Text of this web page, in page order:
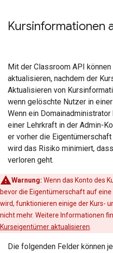
Kursinformationen
Mit der Classroom API
aktualisieren, nachdem der
Aktualisieren von
wenn gelöschte Nutzer in
Wenn ein
einer Lehrkraft in der Admin-
er vorher die
wird das Risiko minimiert,
verloren geht.
Warnung: Wenn das Konto des
bevor die Eigentümerschaft auf
wird, funktionieren einige der Kurs-
nicht mehr. Weitere Informationen
Kurseigentümer aktualisieren
Die folgenden Felder können